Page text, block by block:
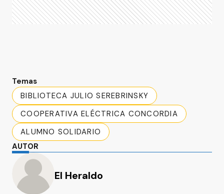
Temas
BIBLIOTECA JULIO SEREBRINSKY
COOPERATIVA ELÉCTRICA CONCORDIA
ALUMNO SOLIDARIO
AUTOR
El Heraldo